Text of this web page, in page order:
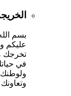
بسم
عليكم
تخرجك
في
ولوطنك